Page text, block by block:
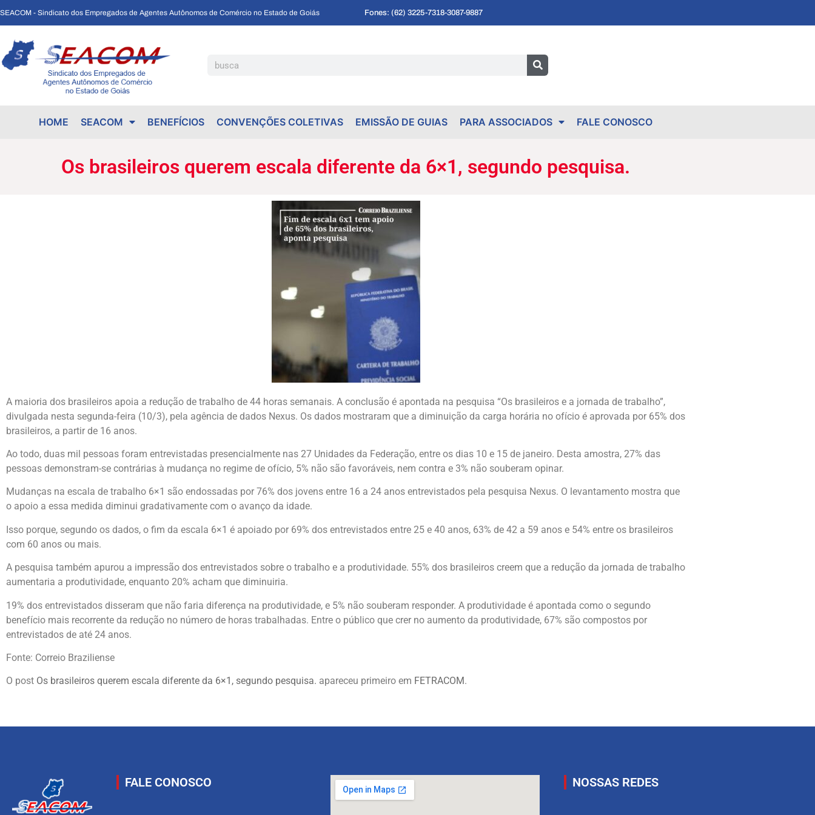
SEACOM - Sindicato dos Empregados de Agentes Autônomos de Comércio no Estado de Goiás Fones: (62) 3225-7318-3087-9887
HOME SEACOM BENEFÍCIOS CONVENÇÕES COLETIVAS EMISSÃO DE GUIAS PARA ASSOCIADOS FALE CONOSCO
Os brasileiros querem escala diferente da 6×1, segundo pesquisa.
A maioria dos brasileiros apoia a redução de trabalho de 44 horas semanais. A conclusão é apontada na pesquisa “Os brasileiros e a jornada de trabalho”,
divulgada nesta segunda-feira (10/3), pela agência de dados Nexus. Os dados mostraram que a diminuição da carga horária no ofício é aprovada por 65% dos
brasileiros, a partir de 16 anos.
Ao todo, duas mil pessoas foram entrevistadas presencialmente nas 27 Unidades da Federação, entre os dias 10 e 15 de janeiro. Desta amostra, 27% das
pessoas demonstram-se contrárias à mudança no regime de ofício, 5% não são favoráveis, nem contra e 3% não souberam opinar.
Mudanças na escala de trabalho 6×1 são endossadas por 76% dos jovens entre 16 a 24 anos entrevistados pela pesquisa Nexus. O levantamento mostra que
o apoio a essa medida diminui gradativamente com o avanço da idade.
Isso porque, segundo os dados, o fim da escala 6×1 é apoiado por 69% dos entrevistados entre 25 e 40 anos, 63% de 42 a 59 anos e 54% entre os brasileiros
com 60 anos ou mais.
A pesquisa também apurou a impressão dos entrevistados sobre o trabalho e a produtividade. 55% dos brasileiros creem que a redução da jornada de trabalho
aumentaria a produtividade, enquanto 20% acham que diminuiria.
19% dos entrevistados disseram que não faria diferença na produtividade, e 5% não souberam responder. A produtividade é apontada como o segundo
benefício mais recorrente da redução no número de horas trabalhadas. Entre o público que crer no aumento da produtividade, 67% são compostos por
entrevistados de até 24 anos.
Fonte: Correio Braziliense
O post Os brasileiros querem escala diferente da 6×1, segundo pesquisa. apareceu primeiro em FETRACOM.
FALE CONOSCO NOSSAS REDES